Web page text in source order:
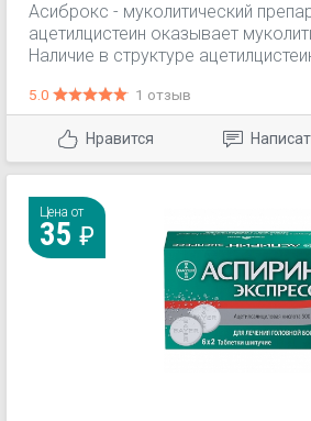
Асиброкс - муколитический
ацетилцистеин оказывает
Наличие в структуре
дисульфидных связей кислых
мокроты, что приводит к
мукопротеинив и к уменьшению
Препарат сохраняет активность
5.0 1 отзыв
Нравится
Цена от
35